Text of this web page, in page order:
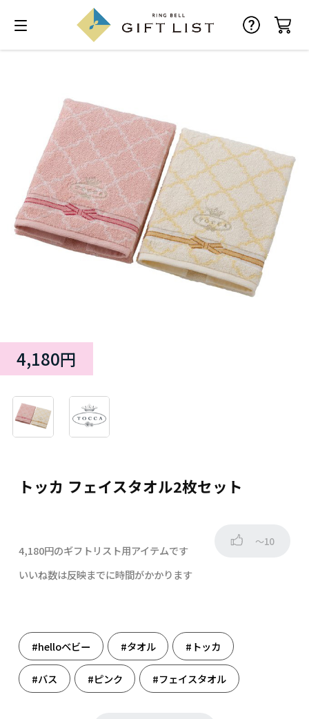
トッカ フェイスタオル2枚セット
4,180円
4,180円のギフトリスト用アイテムです
～10
いいね数は反映までに時間がかかります
#helloベビー #タオル #トッカ
#バス #ピンク #フェイスタオル